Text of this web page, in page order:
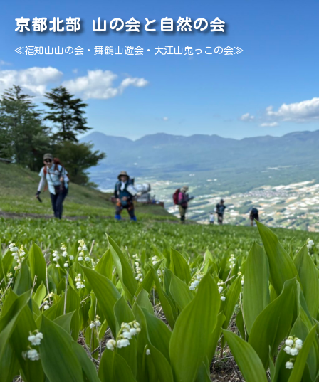
京都北部 山の会と自然の会
≪福知山山の会・舞鶴山遊会・大江山鬼っこの会≫